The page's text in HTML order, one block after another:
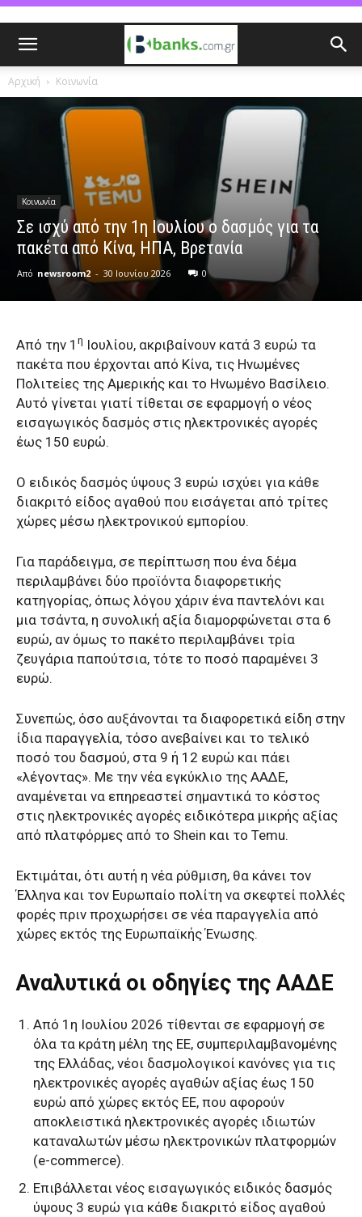
Αρχική Κοινωνία
Κοινωνία
Σε ισχύ από την 1η Ιουλίου ο δασμός για τα
πακέτα από Κίνα, ΗΠΑ, Βρετανία
Από newsroom2 - 30 Ιουνίου 2026 0
Από την 1 η Ιουλίου, ακριβαίνουν κατά 3 ευρώ τα
πακέτα που έρχονται από Κίνα, τις Ηνωμένες
Πολιτείες της Αμερικής και το Ηνωμένο Βασίλειο.
Αυτό γίνεται γιατί τίθεται σε εφαρμογή ο νέος
εισαγωγικός δασμός στις ηλεκτρονικές αγορές
έως 150 ευρώ.
O ειδικός δασμός ύψους 3 ευρώ ισχύει για κάθε
διακριτό είδος αγαθού που εισάγεται από τρίτες
χώρες μέσω ηλεκτρονικού εμπορίου.
Για παράδειγμα, σε περίπτωση που ένα δέμα
περιλαμβάνει δύο προϊόντα διαφορετικής
κατηγορίας, όπως λόγου χάριν ένα παντελόνι και
μια τσάντα, η συνολική αξία διαμορφώνεται στα 6
ευρώ, αν όμως το πακέτο περιλαμβάνει τρία
ζευγάρια παπούτσια, τότε το ποσό παραμένει 3
ευρώ.
Συνεπώς, όσο αυξάνονται τα διαφορετικά είδη στην
ίδια παραγγελία, τόσο ανεβαίνει και το τελικό
ποσό του δασμού, στα 9 ή 12 ευρώ και πάει
«λέγοντας». Με την νέα εγκύκλιο της ΑΑΔΕ,
αναμένεται να επηρεαστεί σημαντικά το κόστος
στις ηλεκτρονικές αγορές ειδικότερα μικρής αξίας
από πλατφόρμες από το Shein και το Temu.
Εκτιμάται, ότι αυτή η νέα ρύθμιση, θα κάνει τον
Έλληνα και τον Ευρωπαίο πολίτη να σκεφτεί πολλές
φορές πριν προχωρήσει σε νέα παραγγελία από
χώρες εκτός της Ευρωπαϊκής Ένωσης.
Αναλυτικά οι οδηγίες της ΑΑΔΕ
Από 1η Ιουλίου 2026 τίθενται σε εφαρμογή σε
όλα τα κράτη μέλη της ΕΕ, συμπεριλαμβανομένης
της Ελλάδας, νέοι δασμολογικοί κανόνες για τις
ηλεκτρονικές αγορές αγαθών αξίας έως 150
ευρώ από χώρες εκτός ΕΕ, που αφορούν
αποκλειστικά ηλεκτρονικές αγορές ιδιωτών
καταναλωτών μέσω ηλεκτρονικών πλατφορμών
(e-commerce).
Επιβάλλεται νέος εισαγωγικός ειδικός δασμός
ύψους 3 ευρώ για κάθε διακριτό είδος αγαθού